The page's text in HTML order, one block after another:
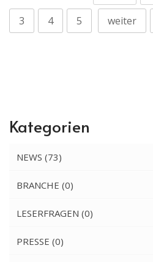
3 4 5 weiter
Kategorien
NEWS (73)
BRANCHE (0)
LESERFRAGEN (0)
PRESSE (0)